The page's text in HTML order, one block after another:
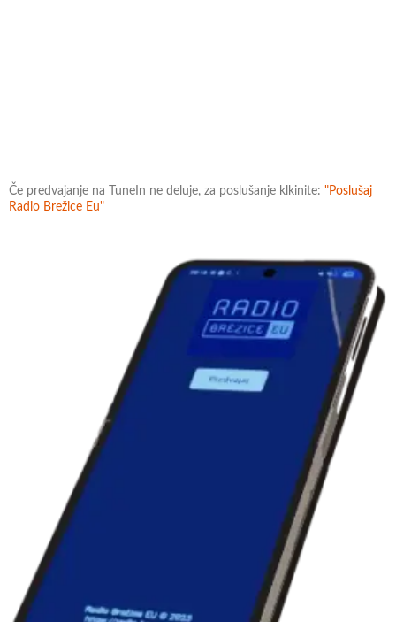
Če predvajanje na TuneIn ne deluje, za poslušanje klkinite: "Poslušaj
Radio Brežice Eu"